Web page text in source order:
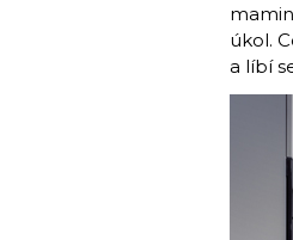
úkol.
a líbí